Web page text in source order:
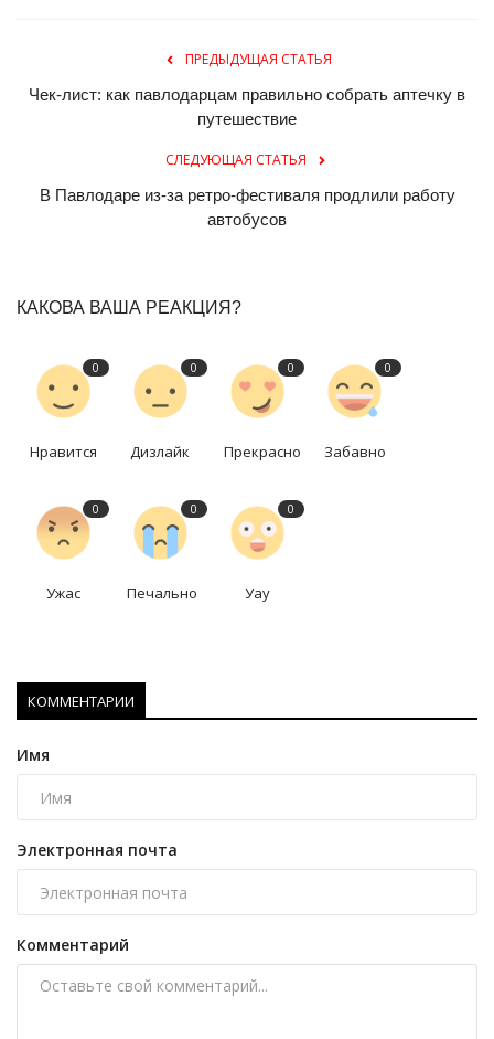
ПРЕДЫДУЩАЯ СТАТЬЯ
Чек-лист: как павлодарцам правильно собрать аптечку в
путешествие
СЛЕДУЮЩАЯ СТАТЬЯ
В Павлодаре из-за ретро-фестиваля продлили работу
автобусов
КАКОВА ВАША РЕАКЦИЯ?
0
Нравится
0
Дизлайк
0
Прекрасно
0
Забавно
0
Ужас
0
Печально
0
Уау
КОММЕНТАРИИ
Имя
Электронная почта
Комментарий